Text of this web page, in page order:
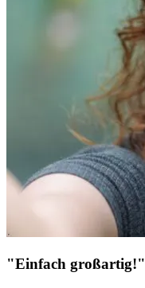
"Einfach großartig!"